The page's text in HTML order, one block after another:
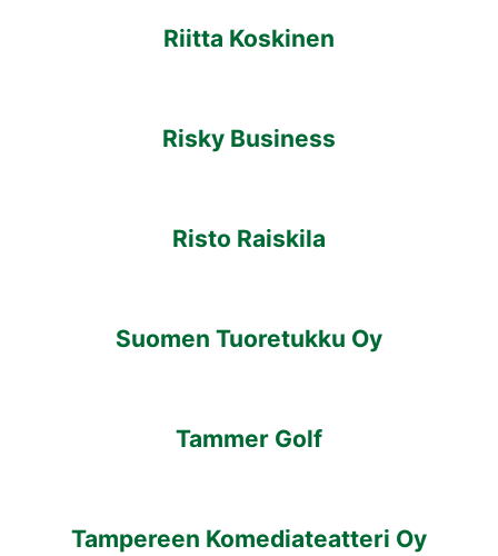
Riitta Koskinen
Risky Business
Risto Raiskila
Suomen Tuoretukku Oy
Tammer Golf
Tampereen Komediateatteri Oy